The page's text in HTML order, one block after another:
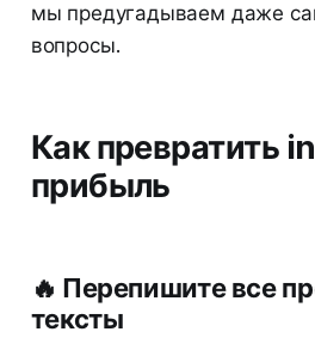
мы предугадываем даже
вопросы.
Как превратить
прибыль
🔥 Перепишите все
тексты